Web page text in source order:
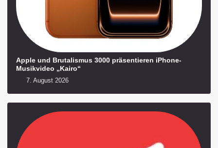
Apple und Brutalismus 3000 präsentieren iPhone-
Musikvideo „Kairo“
7. August 2026